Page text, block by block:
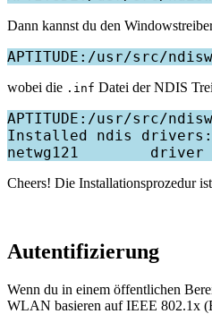
Dann kannst du den
wobei die .inf Datei der NDIS
APTITUDE:/usr/src/
Installed ndis drivers:
Cheers! Die Installationsprozedur
Autentifizierung
Wenn du in einem öffentlichen
WLAN basieren auf IEEE 802.1x